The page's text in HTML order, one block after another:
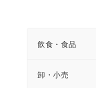
飲食・食品
卸・小売